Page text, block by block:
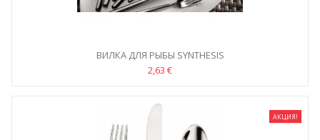
ВИЛКА ДЛЯ РЫБЫ SYNTHESIS
2,63 €
АКЦИЯ!